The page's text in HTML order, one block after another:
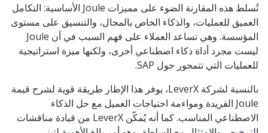
تُسلط هذه المقارنة الضوء على مميزات Joule الأساسية: التكامل
العميق للعمليات، والذكاء الخاص بالمجال، والتنسيق على مستوى
المؤسسة. وهي تساعد العملاء على فهم السبب في أن Joule
ليست مجرد أداة ذكاء اصطناعي أخرى، ولكنها ميزة استراتيجية
للعمليات التي تتمحور حول SAP.
بالنسبة لشركة LeverX، يوفر هذا الإطار طريقة قوية لشرح قيمة
Joule الفريدة ومواءمة احتياجات العميل مع حل الذكاء
الاصطناعي المناسب. كما أنه يُمكّن LeverX من قيادة مناقشات